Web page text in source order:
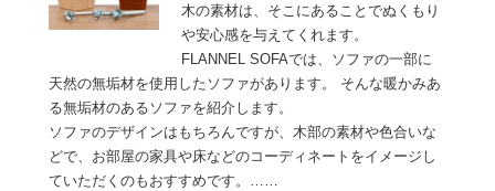
木の素材は、そこにあることでぬくもり
や安心感を与えてくれます。
FLANNEL SOFAでは、ソファの一部に
天然の無垢材を使用したソファがあります。 そんな暖かみあ
る無垢材のあるソファを紹介します。
ソファのデザインはもちろんですが、木部の素材や色合いな
どで、お部屋の家具や床などのコーディネートをイメージし
ていただくのもおすすめです。……